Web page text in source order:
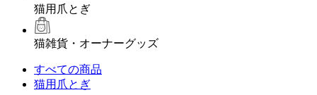
猫用爪とぎ
猫雑貨・オーナーグッズ
すべての商品
猫用爪とぎ